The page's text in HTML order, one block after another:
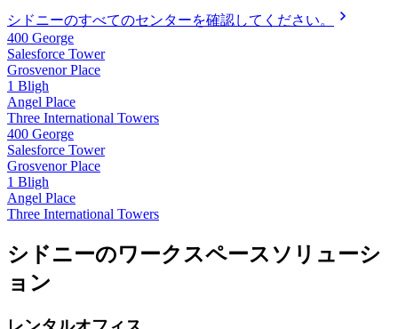
シドニーのすべてのセンターを確認してください。
400 George
Salesforce Tower
Grosvenor Place
1 Bligh
Angel Place
Three International Towers
400 George
Salesforce Tower
Grosvenor Place
1 Bligh
Angel Place
Three International Towers
シドニーのワークスペースソリューシ
ョン